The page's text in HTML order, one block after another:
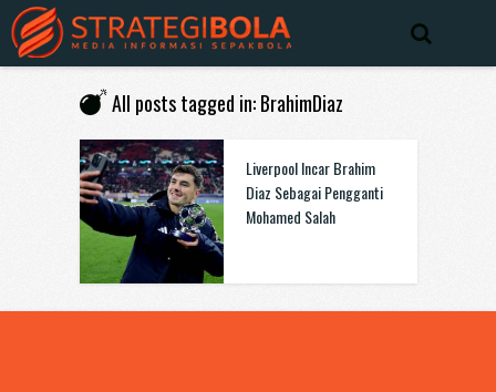
All posts tagged in: BrahimDiaz
Liverpool Incar Brahim
Diaz Sebagai Pengganti
Mohamed Salah